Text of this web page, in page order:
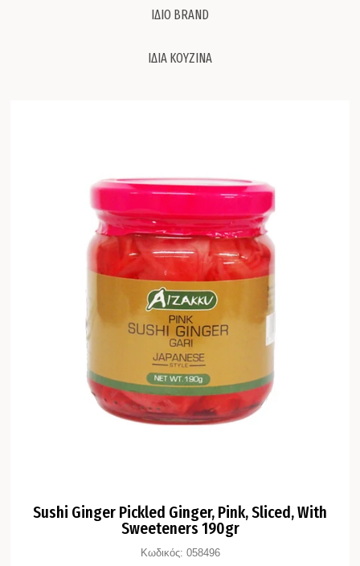
ΙΔΙΟ BRAND
ΙΔΙΑ ΚΟΥΖΙΝΑ
Sushi Ginger Pickled Ginger, Pink, Sliced, With
Sweeteners 190gr
Κωδικός: 058496